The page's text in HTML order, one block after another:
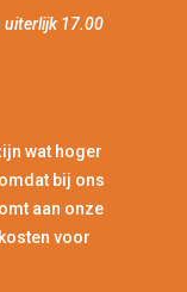
uiterlijk 17.00
wat hoger
bij ons
aan onze
voor